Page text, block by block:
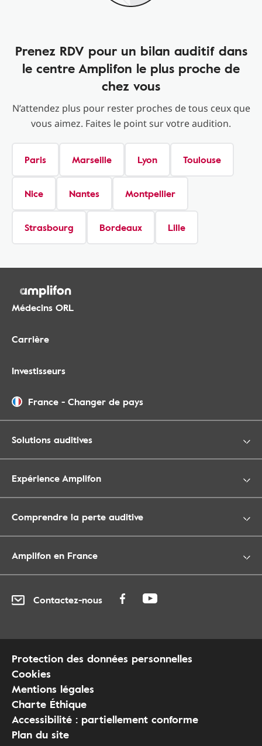
Prenez RDV pour un bilan auditif dans
le centre Amplifon le plus proche de
chez vous
N’attendez plus pour rester proches de tous ceux que
vous aimez. Faites le point sur votre audition.
Paris Marseille Lyon Toulouse
Nice Nantes Montpellier
Strasbourg Bordeaux Lille
Médecins ORL
Carrière
Investisseurs
France - Changer de pays
Solutions auditives
Expérience Amplifon
Comprendre la perte auditive
Amplifon en France
Contactez-nous
Protection des données personnelles
Cookies
Mentions légales
Charte Éthique
Accessibilité : partiellement conforme
Plan du site